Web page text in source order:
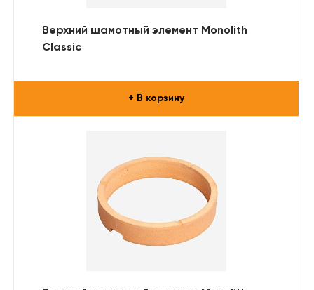
Верхний шамотный элемент Monolith
Classic
+ В корзину